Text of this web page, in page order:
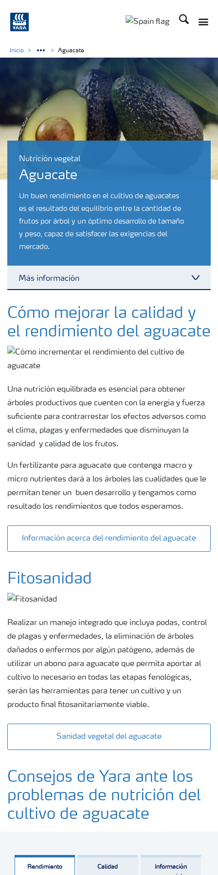
Buscar
Nutrición vegetal
Aguacate
Un buen rendimiento en el cultivo de aguacates
es el resultado del equilibrio entre la cantidad de
frutos por árbol y un óptimo desarrollo de tamaño
y peso, capaz de satisfacer las exigencias del
mercado.
Más información
Fertilizantes
Herramientas y servicios
Almacenaje y uso de fertilizantes
Cultivos
Distribuidores
Deficiencias
Consejos para la aplicación de fertilizantes
Suscripción Yara
Inicio Aguacate
Cómo mejorar la calidad y
el rendimiento del aguacate
Una nutrición equilibrada es esencial para obtener
árboles productivos que cuenten con la energía y fuerza
suficiente para contrarrestar los efectos adversos como
el clima, plagas y enfermedades que disminuyan la
sanidad y calidad de los frutos.
Un fertilizante para aguacate que contenga macro y
micro nutrientes dará a los árboles las cualidades que le
permitan tener un buen desarrollo y tengamos como
resultado los rendimientos que todos esperamos.
Información acerca del rendimiento del aguacate
Fitosanidad
Realizar un manejo integrado que incluya podas, control
de plagas y enfermedades, la eliminación de árboles
dañados o enfermos por algún patógeno, además de
utilizar un abono para aguacate que permita aportar al
cultivo lo necesario en todas las etapas fenológicas,
serán las herramientas para tener un cultivo y un
producto final fitosanitariamente viable.
Sanidad vegetal del aguacate
Consejos de Yara ante los
problemas de nutrición del
cultivo de aguacate
Rendimiento Calidad
Información